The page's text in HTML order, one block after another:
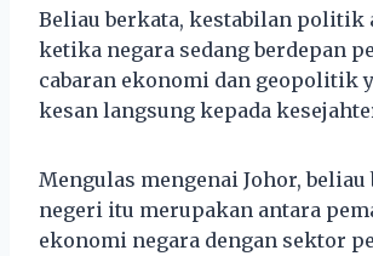
Beliau berkata, kestabilan politik
ketika negara sedang berdepan
cabaran ekonomi dan geopolitik
kesan langsung kepada
Mengulas mengenai Johor, beliau
negeri itu merupakan antara
ekonomi negara dengan sektor